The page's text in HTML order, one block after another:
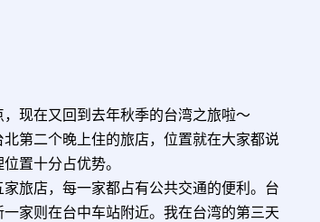
现在又回到去年秋季的台湾之旅啦～
第二个晚上住的旅店，位置就在大家都说
置十分占优势。
旅店，每一家都占有公共交通的便利。台
家则在台中车站附近。我在台湾的第三天